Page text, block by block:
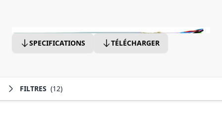
SPECIFICATIONS TÉLÉCHARGER
FILTRES (12)